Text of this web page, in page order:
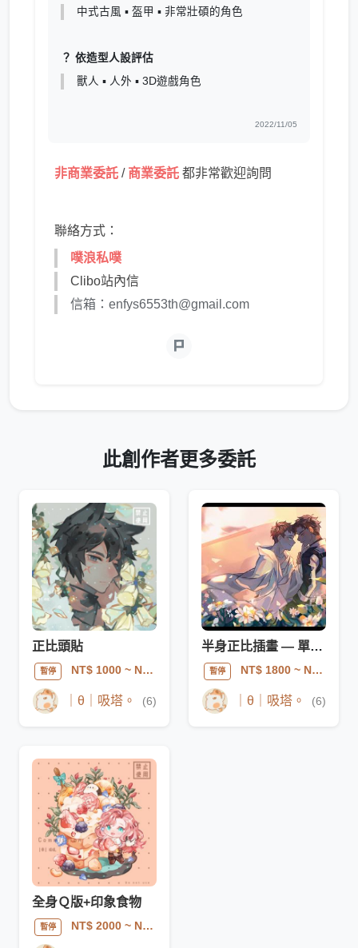
中式古風 ▪ 盔甲 ▪ 非常壯碩的角色
？ 依造型人設評估
獸人 ▪ 人外 ▪ 3D遊戲角色
2022/11/05
非商業委託 / 商業委託 都非常歡迎詢問
聯絡方式：
噗浪私噗
Clibo站內信
信箱：enfys6553th@gmail.com
此創作者更多委託
正比頭貼
暫停 NT$ 1000~ NT$ 1500
｜θ｜吸塔。 (6)
半身正比插畫 — 單人 / 雙人
暫停 NT$ 1800~ NT$ 5000
｜θ｜吸塔。 (6)
全身Ｑ版+印象食物
暫停 NT$ 2000~ NT$ 5000